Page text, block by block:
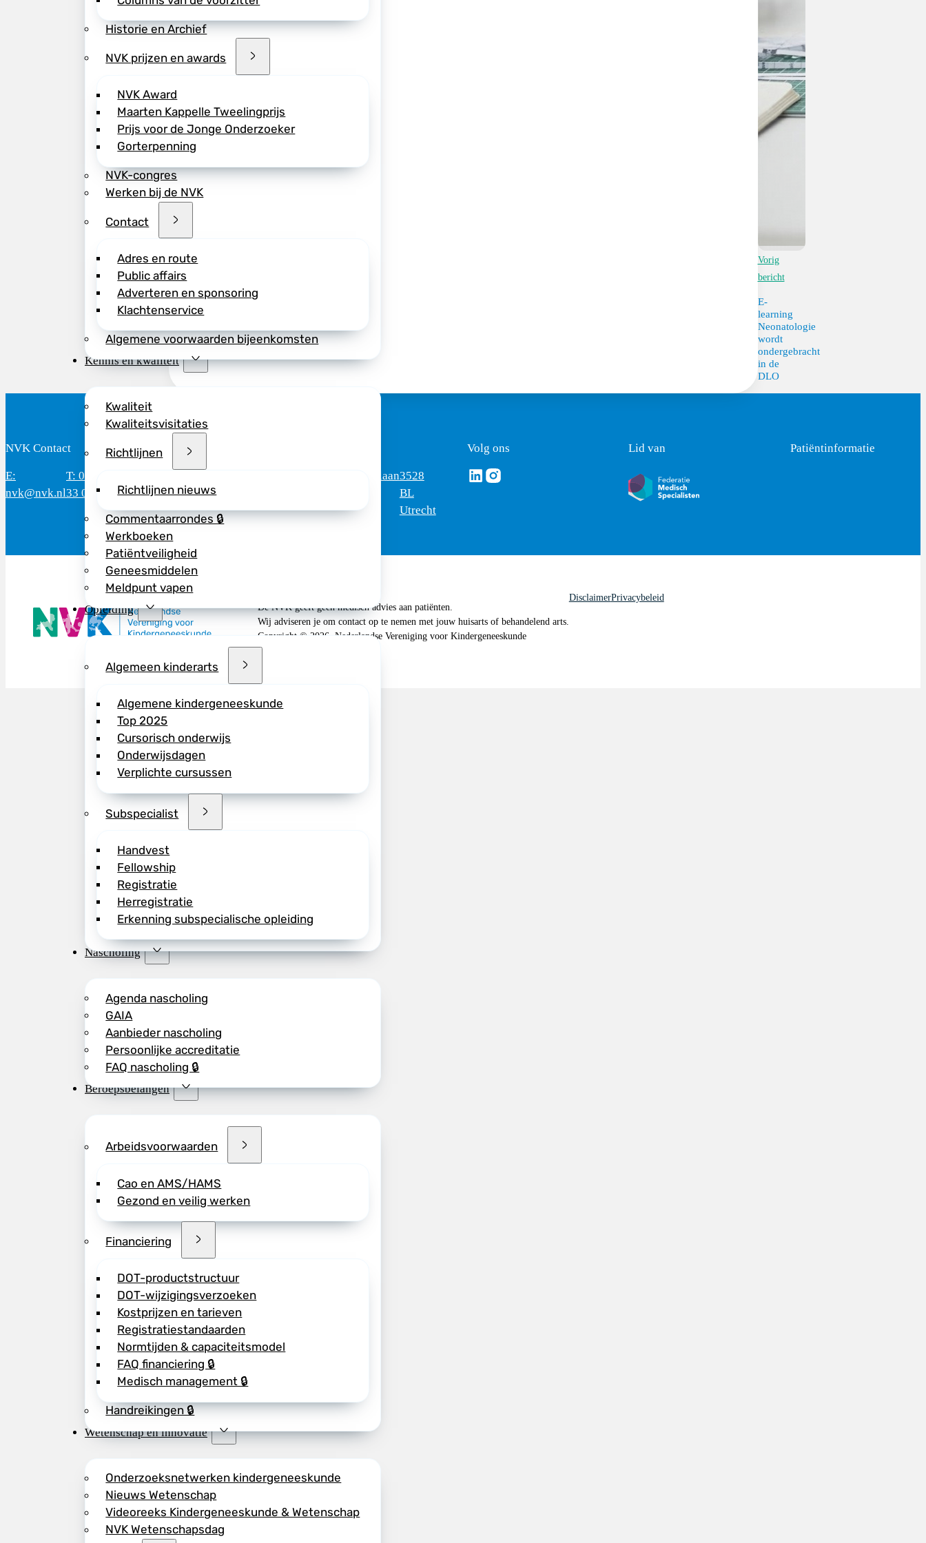
Historie en Archief
NVK prijzen en awards
NVK Award
Maarten Kappelle Tweelingprijs
Prijs voor de Jonge Onderzoeker
Gorterpenning
NVK-congres
Werken bij de NVK
Contact
Adres en route
Public affairs
Adverteren en sponsoring
Klachtenservice
Algemene voorwaarden bijeenkomsten
Kennis en kwaliteit
Kwaliteit
Kwaliteitsvisitaties
Richtlijnen
Richtlijnen nieuws
Commentaarrondes 🔒
Werkboeken
Patiëntveiligheid
Geneesmiddelen
Meldpunt vapen
Opleiding
Algemeen kinderarts
Algemene kindergeneeskunde
Top 2025
Cursorisch onderwijs
Onderwijsdagen
Verplichte cursussen
Subspecialist
Handvest
Fellowship
Registratie
Herregistratie
Erkenning subspecialische opleiding
Nascholing
Agenda nascholing
GAIA
Aanbieder nascholing
Persoonlijke accreditatie
FAQ nascholing 🔒
Beroepsbelangen
Arbeidsvoorwaarden
Cao en AMS/HAMS
Gezond en veilig werken
Financiering
DOT-productstructuur
DOT-wijzigingsverzoeken
Kostprijzen en tarieven
Registratiestandaarden
Normtijden & capaciteitsmodel
FAQ financiering 🔒
Medisch management 🔒
Handreikingen 🔒
Wetenschap en innovatie
Onderzoeksnetwerken kindergeneeskunde
Nieuws Wetenschap
Videoreeks Kindergeneeskunde & Wetenschap
NVK Wetenschapsdag
Vorig
bericht
E-
learning
Neonatologie
wordt
ondergebracht
in de
DLO
NVK Contact
E:
nvk@nvk.nl
T: 088 - 282
33 06
(werkdagen)
Mercatorlaan3528
BL
Utrecht
Volg ons
Volg ons via Linkedin
Volg ons via Instagram
Lid van Patiëntinformatie
De NVK geeft geen medisch advies aan patiënten.
Wij adviseren je om contact op te nemen met jouw huisarts of behandelend arts.
Copyright © 2026, Nederlandse Vereniging voor Kindergeneeskunde
DisclaimerPrivacybeleid